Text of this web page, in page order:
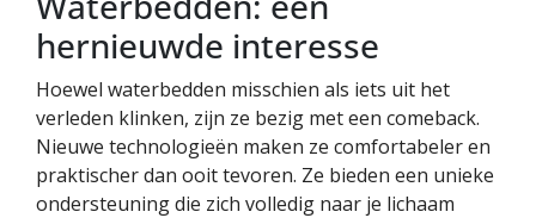
hernieuwde interesse
Hoewel waterbedden misschien als iets uit het
verleden klinken, zijn ze bezig met een comeback.
Nieuwe technologieën maken ze comfortabeler en
praktischer dan ooit tevoren. Ze bieden een unieke
ondersteuning die zich volledig naar je lichaam